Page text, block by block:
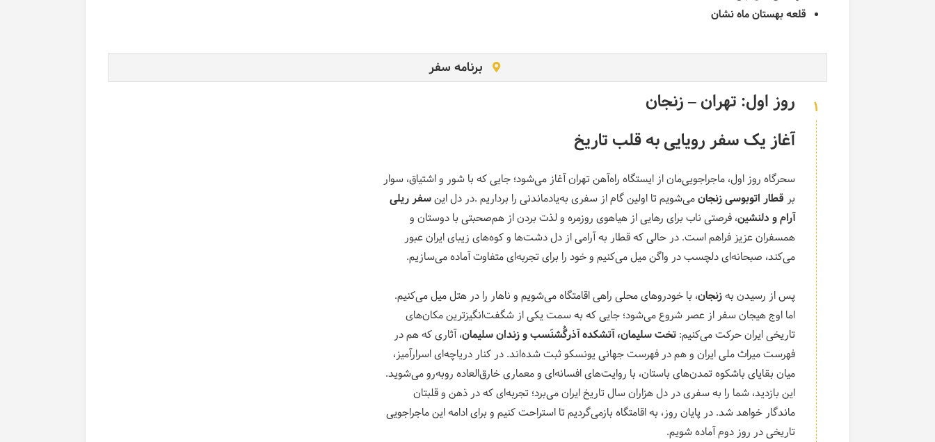
قلعه بهستان ماه نشان
برنامه سفر
1
روز اول: تهران – زنجان
آغاز یک سفر رویایی به قلب تاریخ
سحرگاه روز اول، ماجراجویی‌مان از ایستگاه راه‌آهن تهران آغاز می‌شود؛ جایی که با شور و اشتیاق، سوار
بر قطار اتوبوسی زنجانمی‌شویم تا اولین گام از سفری به‌یادماندنی را برداریم .در دل اینسفر ریلی
آرام و دلنشین، فرصتی ناب برای رهایی از هیاهوی روزمره و لذت بردن از هم‌صحبتی با دوستان و
همسفران عزیز فراهم است. در حالی که قطار به آرامی از دل دشت‌ها و کوه‌های زیبای ایران عبور
می‌کند، صبحانه‌ای دلچسب در واگن میل می‌کنیم و خود را برای تجربه‌ای متفاوت آماده می‌سازیم.
پس از رسیدن بهزنجان، با خودروهای محلی راهی اقامتگاه می‌شویم و ناهار را در هتل میل می‌کنیم.
اما اوج هیجان سفر از عصر شروع می‌شود؛ جایی که به سمت یکی از شگفت‌انگیزترین مکان‌های
تاریخی ایران حرکت می‌کنیم: تخت سلیمان،آتشکده آذرگُشنَسبوزندان سلیمان، آثاری که هم در
فهرست میراث ملی ایران و هم در فهرست جهانی یونسکو ثبت شده‌اند. در کنار دریاچه‌ای اسرارآمیز،
میان بقایای باشکوه تمدن‌های باستان، با روایت‌های افسانه‌ای و معماری خارق‌العاده روبه‌رو می‌شوید.
این بازدید، شما را به سفری در دل هزاران سال تاریخ ایران می‌برد؛ تجربه‌ای که در ذهن و قلبتان
ماندگار خواهد شد. در پایان روز، به اقامتگاه بازمی‌گردیم تا استراحت کنیم و برای ادامه این ماجراجویی
تاریخی در روز دوم آماده شویم.